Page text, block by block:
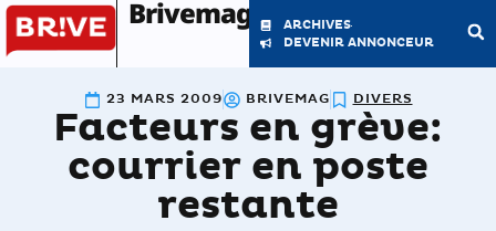
Brivemag'
ARCHIVES
DEVENIR ANNONCEUR
23 MARS 2009 BRIVEMAG DIVERS
Facteurs en grève:
courrier en poste
restante